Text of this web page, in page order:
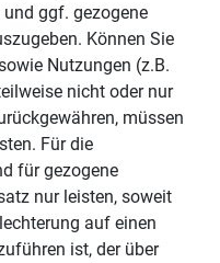
ggf. gezogene
Können Sie
Nutzungen (z.B.
nicht oder nur
müssen
Für die
für gezogene
nur leisten, soweit
auf einen
ist, der über